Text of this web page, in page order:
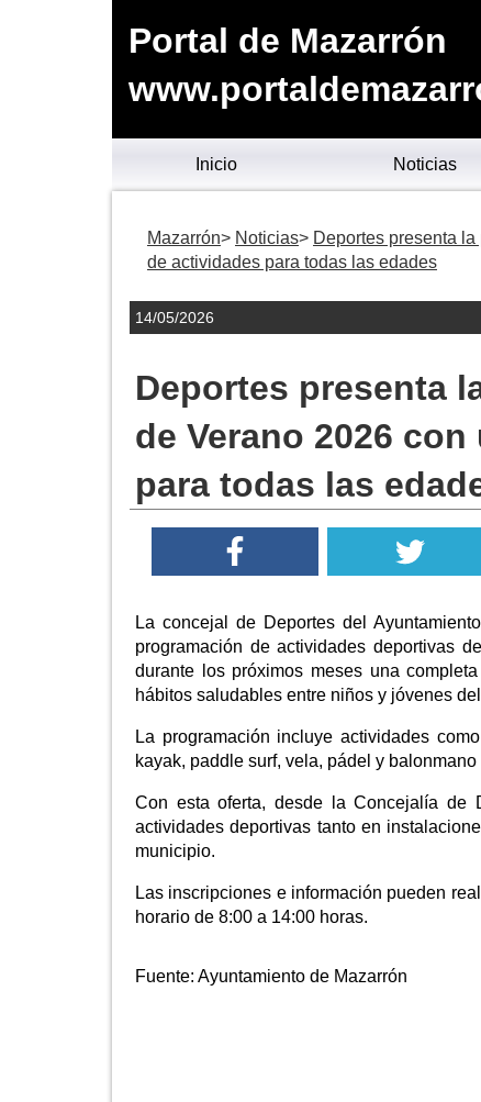
Portal de Mazarrón
Inicio Noticias
Mazarrón Noticias
Deportes presenta
de actividades para todas las edades
14/05/2026
Deportes presenta
de Verano 2026
para todas las
La concejal de Deportes del
programación de actividades deportivas
durante los próximos meses una
hábitos saludables entre niños y jóvenes
La programación incluye actividades
kayak, paddle surf, vela, pádel y
Con esta oferta, desde la Concejalía de
actividades deportivas tanto en
municipio.
Las inscripciones e información pueden
horario de 8:00 a 14:00 horas.
Fuente: Ayuntamiento de Mazarrón